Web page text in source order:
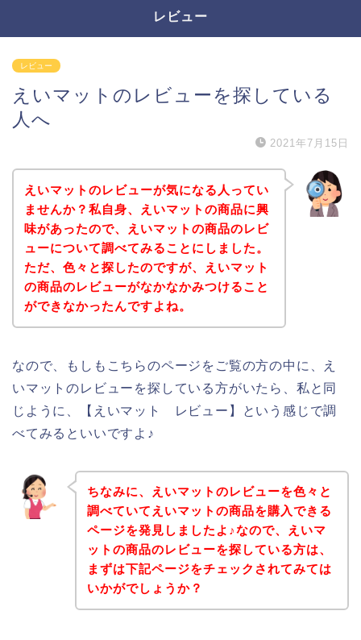
レビュー
レビュー
えいマットのレビューを探している
人へ
2021年7月15日
えいマットのレビューが気になる人ってい
ませんか？私自身、えいマットの商品に興
味があったので、えいマットの商品のレビ
ューについて調べてみることにしました。
ただ、色々と探したのですが、えいマット
の商品のレビューがなかなかみつけること
ができなかったんですよね。
なので、もしもこちらのページをご覧の方の中に、え
いマットのレビューを探している方がいたら、私と同
じように、【えいマット レビュー】という感じで調
べてみるといいですよ♪
ちなみに、えいマットのレビューを色々と
調べていてえいマットの商品を購入できる
ページを発見しましたよ♪なので、えいマ
ットの商品のレビューを探している方は、
まずは下記ページをチェックされてみては
いかがでしょうか？